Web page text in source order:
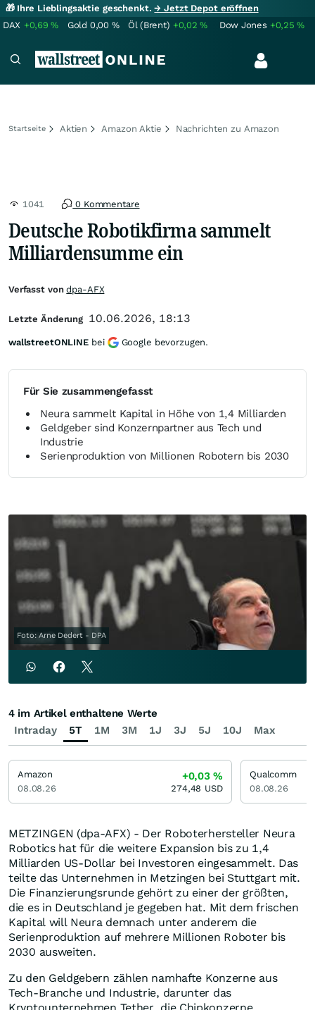
🎁 Ihre Lieblingsaktie geschenkt.→ Jetzt Depot eröffnen
DAX +0,69% Gold 0,00 % Öl (Brent) +0,02% Dow Jones +0,25%
Startseite Aktien Amazon Aktie Nachrichten zu Amazon
1041 0 Kommentare
Deutsche Robotikfirma sammelt
Milliardensumme ein
Für Sie zusammengefasst
Neura sammelt Kapital in Höhe von 1,4 Milliarden
Geldgeber sind Konzernpartner aus Tech und
Industrie
Serienproduktion von Millionen Robotern bis 2030
Foto: Arne Dedert - DPA
METZINGEN (dpa-AFX) - Der Roboterhersteller Neura
Robotics hat für die weitere Expansion bis zu 1,4
Milliarden US-Dollar bei Investoren eingesammelt. Das
teilte das Unternehmen in Metzingen bei Stuttgart mit.
Die Finanzierungsrunde gehört zu einer der größten,
die es in Deutschland je gegeben hat. Mit dem frischen
Kapital will Neura demnach unter anderem die
Serienproduktion auf mehrere Millionen Roboter bis
2030 ausweiten.
Zu den Geldgebern zählen namhafte Konzerne aus
Tech-Branche und Industrie, darunter das
Verfasst vondpa-AFX
Letzte Änderung 10.06.2026, 18:13
wallstreetONLINE bei Google bevorzugen.
Intraday 5T 1M 3M 1J 3J 5J 10J Max
4 im Artikel enthaltene Werte
Amazon
08.08.26
+0,03%
274,48 USD
Qualcomm
08.08.26